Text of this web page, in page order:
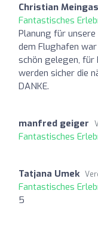
Christian
Fantastisches
Planung für unsere
dem Flughafen
schön gelegen,
werden sicher die
DANKE.
manfred geiger
Fantastisches
Tatjana Umek
Fantastisches
5